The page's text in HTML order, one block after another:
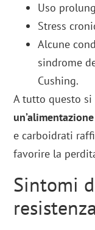
Uso
Stress
Alcune
sindrome
Cushing.
A tutto questo
e carboidrati
favorire la
Sintomi
resistenza